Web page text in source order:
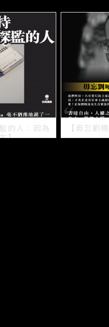
的人：因為
】
【毋忘劉